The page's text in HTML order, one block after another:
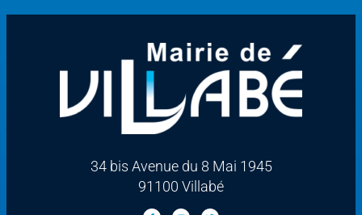
34 bis Avenue du 8 Mai 1945
91100 Villabé